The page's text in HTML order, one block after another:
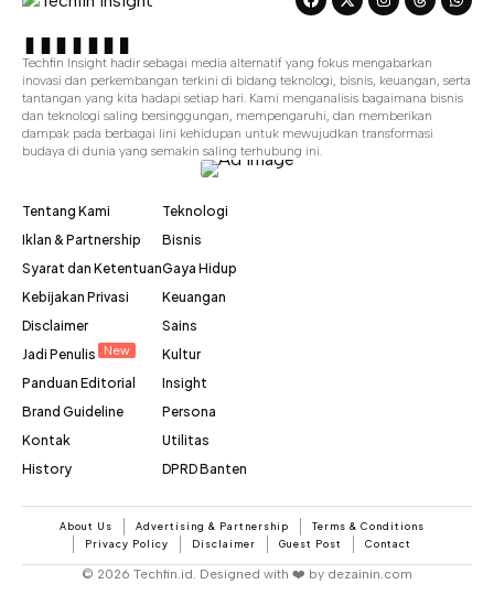
Techfin Insight hadir sebagai media alternatif yang fokus mengabarkan
inovasi dan perkembangan terkini di bidang teknologi, bisnis, keuangan, serta
tantangan yang kita hadapi setiap hari. Kami menganalisis bagaimana bisnis
dan teknologi saling bersinggungan, mempengaruhi, dan memberikan
dampak pada berbagai lini kehidupan untuk mewujudkan transformasi
budaya di dunia yang semakin saling terhubung ini.
Tentang Kami
Iklan & Partnership
Syarat dan Ketentuan
Kebijakan Privasi
Disclaimer
Jadi Penulis
New
Panduan Editorial
Brand Guideline
Kontak
History
Teknologi
Bisnis
Gaya Hidup
Keuangan
Sains
Kultur
Insight
Persona
Utilitas
DPRD Banten
About Us Advertising & Partnership
Terms & Conditions
Privacy Policy
Disclaimer Guest Post Contact
© 2026 Techfin.id. Designed with ❤️ by dezainin.com